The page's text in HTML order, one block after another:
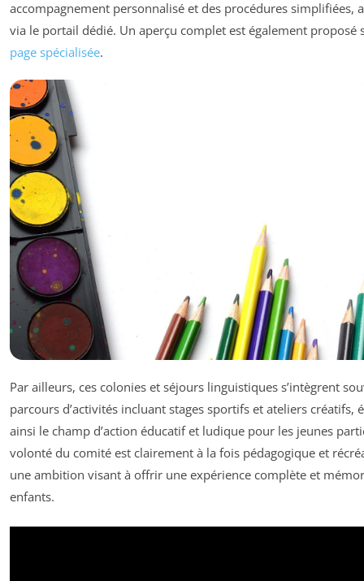
accompagnement personnalisé et des procédures simplifiées,
via le portail dédié. Un aperçu complet est également proposé
page spécialisée.
Par ailleurs, ces colonies et séjours linguistiques s’intègrent
parcours d’activités incluant stages sportifs et ateliers créatifs,
ainsi le champ d’action éducatif et ludique pour les jeunes
volonté du comité est clairement à la fois pédagogique et
une ambition visant à offrir une expérience complète et
enfants.